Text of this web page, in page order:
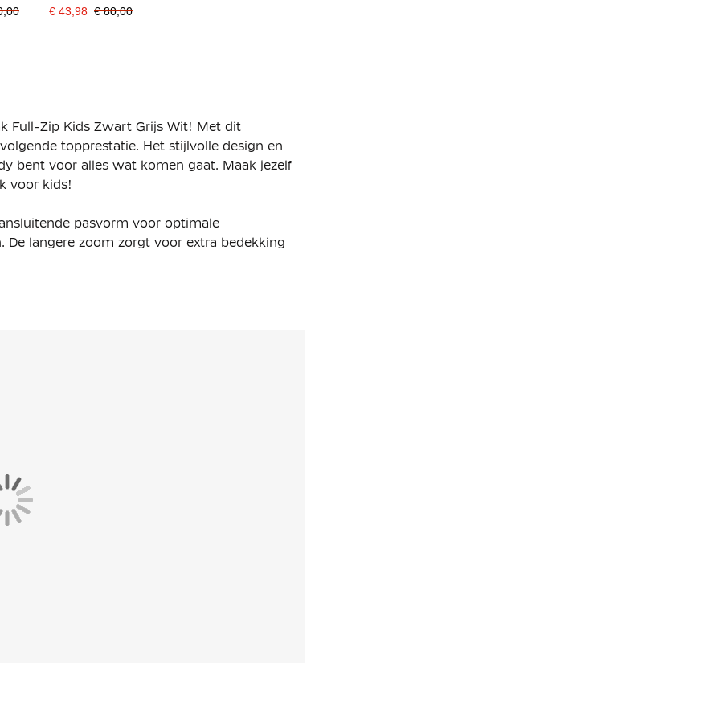
Kids Rood Zwart Wit
€ 43,98 € 80,00
Full-Zip Kids Zwart Grijs Wit! Met dit
topprestatie. Het stijlvolle design en
bent voor alles wat komen gaat. Maak jezelf
voor kids!
pasvorm voor optimale
langere zoom zorgt voor extra bedekking